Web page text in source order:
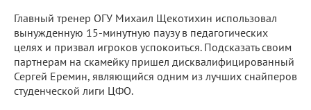
Главный тренер ОГУ Михаил Щекотихин использовал
вынужденную 15-минутную паузу в педагогических
целях и призвал игроков успокоиться. Подсказать своим
партнерам на скамейку пришел дисквалифицированный
Сергей Еремин, являющийся одним из лучших снайперов
студенческой лиги ЦФО.